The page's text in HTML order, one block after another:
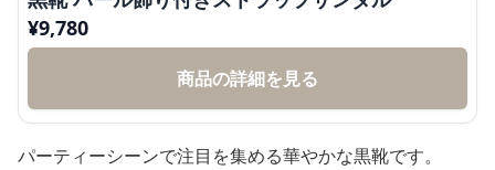
¥9,780
商品の詳細を見る
パーティーシーンで注目を集める華やかな黒靴です。